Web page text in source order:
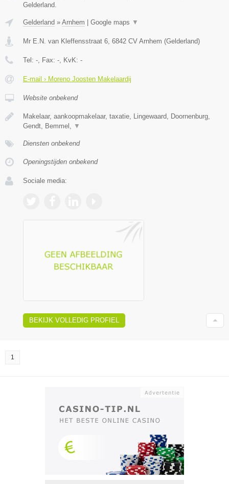
Gelderland.
Gelderland » Arnhem Google maps ▼
Mr E.N. van Kleffensstraat 6, 6842 CV Arnhem (Gelderland)
Tel: -, Fax: -, KvK: -
E-mail › Moreno Joosten Makelaardij
Website onbekend
Makelaar, aankoopmakelaar, taxatie, Lingewaard, Doornenburg,
Gendt, Bemmel, ▼
Diensten onbekend
Openingstijden onbekend
Sociale media:
BEKIJK VOLLEDIG PROFIEL
1